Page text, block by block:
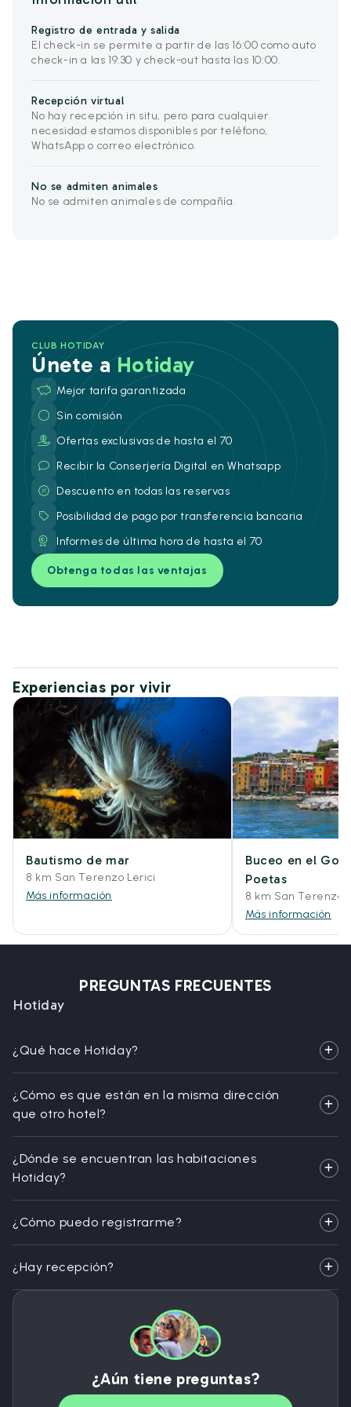
Registro de entrada y salida
El check-in se permite a partir de las 16:00 como auto
check-in a las 19:30 y check-out hasta las 10:00.
Recepción virtual
No hay recepción in situ, pero para cualquier
necesidad estamos disponibles por teléfono,
WhatsApp o correo electrónico.
No se admiten animales
No se admiten animales de compañía.
CLUB HOTIDAY
Únete aHotiday
Mejor tarifa garantizada
Sin comisión
Ofertas exclusivas de hasta el 70
Recibir la Conserjería Digital en Whatsapp
Descuento en todas las reservas
Posibilidad de pago por transferencia bancaria
Informes de última hora de hasta el 70
Obtenga todas las ventajas
Experiencias por vivir
Bautismo de mar
8 km San Terenzo Lerici
Más información
Buceo en el
Poetas
8 km San Terenzo
Más información
PREGUNTAS FRECUENTES
Hotiday
¿Qué hace Hotiday?
¿Cómo es que están en la misma dirección
que otro hotel?
¿Dónde se encuentran las habitaciones
Hotiday?
¿Cómo puedo registrarme?
¿Hay recepción?
¿Aún tiene preguntas?